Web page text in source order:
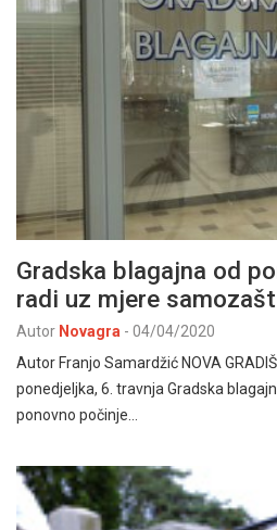
Gradska blagajna od
radi uz mjere
Autor Novagra - 04/04/2020
Autor Franjo Samardžić NOVA
ponedjeljka, 6. travnja Gradska
ponovno počinje…